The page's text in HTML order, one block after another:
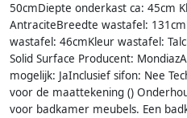
50cmDiepte onderkast ca: 45cm
AntraciteBreedte wastafel:
wastafel: 46cmKleur wastafel:
Solid Surface Producent:
mogelijk: JaInclusief sifon: Nee
voor de maattekening ()
voor badkamer meubels. Een